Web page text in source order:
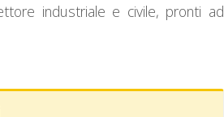
industriale e civile, pronti ad